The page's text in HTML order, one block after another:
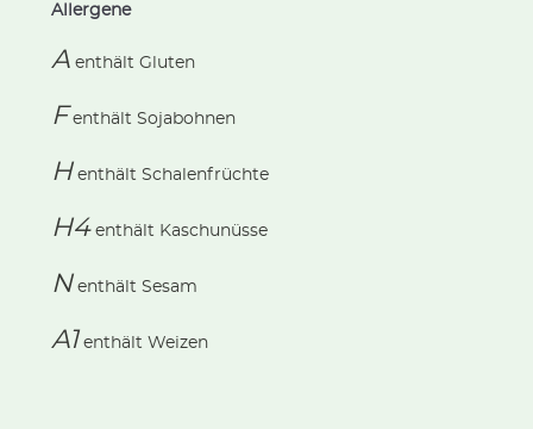
Allergene
A enthält Gluten
F enthält Sojabohnen
H enthält Schalenfrüchte
H4enthält Kaschunüsse
N enthält Sesam
A1 enthält Weizen